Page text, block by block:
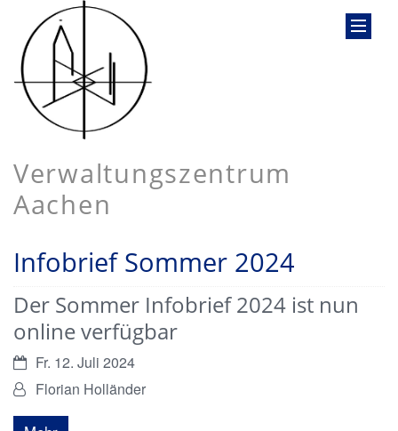
Verwaltungszentrum
Aachen
Infobrief Sommer 2024
Der Sommer Infobrief 2024 ist nun
online verfügbar
Datum:Fr. 12. Juli 2024
Von:Florian Holländer